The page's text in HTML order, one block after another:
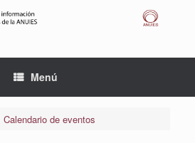
Menú
Calendario de eventos